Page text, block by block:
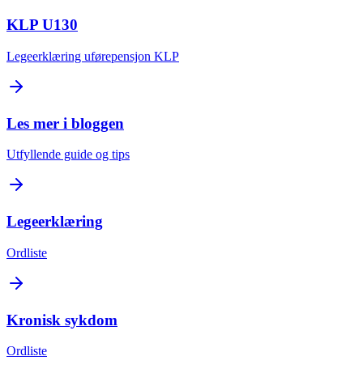
KLP U130
Legeerklæring uførepensjon KLP
Les mer i bloggen
Utfyllende guide og tips
Legeerklæring
Ordliste
Kronisk sykdom
Ordliste